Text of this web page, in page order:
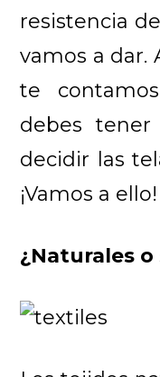
resistencia
vamos a dar.
te
debes
decidir las
¡Vamos a ello!
¿Naturales